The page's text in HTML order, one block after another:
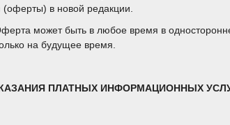
в новой редакции.
может быть в любое время в
на будущее время.
ПЛАТНЫХ ИНФОРМАЦИОННЫХ